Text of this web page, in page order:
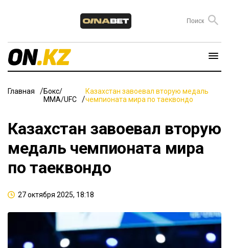
Главная
Бокс/
ММА/UFC
Казахстан завоевал вторую медаль
чемпионата мира по таеквондо
Казахстан завоевал вторую
медаль чемпионата мира
по таеквондо
27 октября 2025, 18:18